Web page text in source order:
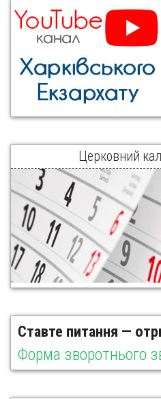
Церковний
Ставте питання —
Форма зворотнього